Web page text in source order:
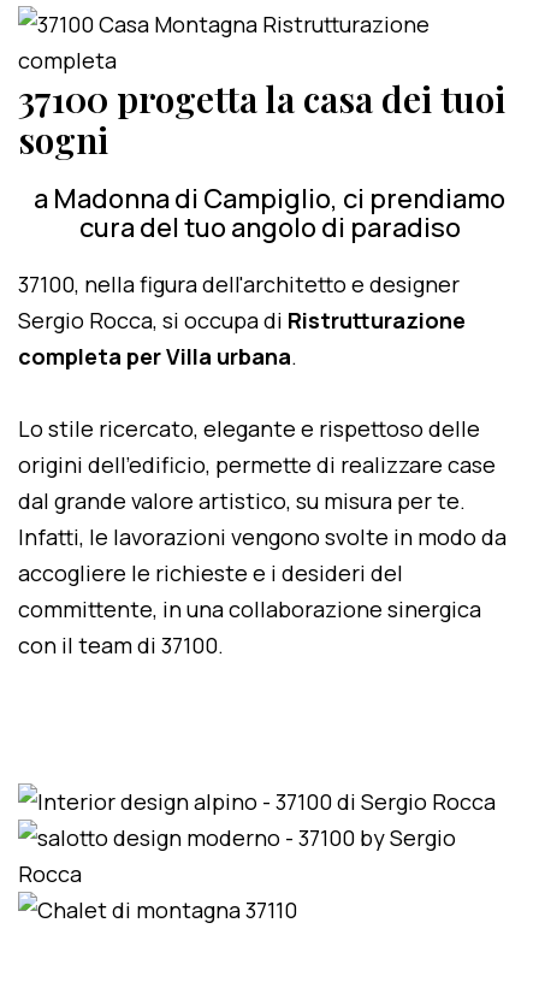
37100 progetta la casa dei tuoi
sogni
a Madonna di Campiglio, ci prendiamo
cura del tuo angolo di paradiso
37100, nella figura dell'architetto e designer
Sergio Rocca, si occupa di Ristrutturazione
completa per Villa urbana.
Lo stile ricercato, elegante e rispettoso delle
origini dell'edificio, permette di realizzare case
dal grande valore artistico, su misura per te.
Infatti, le lavorazioni vengono svolte in modo da
accogliere le richieste e i desideri del
committente, in una collaborazione sinergica
con il team di 37100.